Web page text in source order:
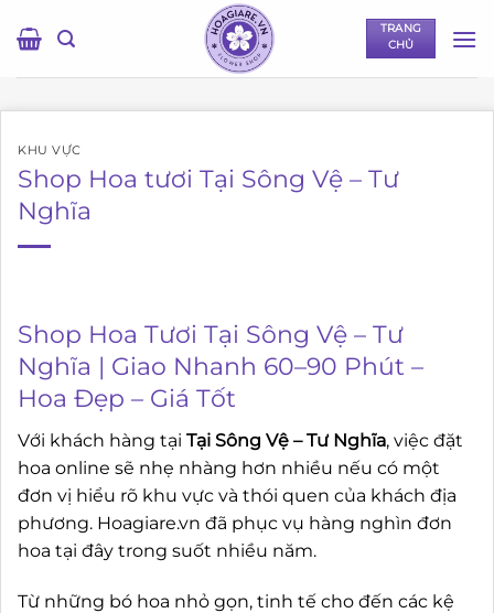
qua
TRANG
CHỦ
KHU VỰC
Shop Hoa tươi Tại Sông Vệ – Tư
Nghĩa
Shop Hoa Tươi Tại Sông Vệ – Tư
Nghĩa | Giao Nhanh 60–90 Phút –
Hoa Đẹp – Giá Tốt
Với khách hàng tại Tại Sông Vệ – Tư Nghĩa, việc đặt
hoa online sẽ nhẹ nhàng hơn nhiều nếu có một
đơn vị hiểu rõ khu vực và thói quen của khách địa
phương. Hoagiare.vn đã phục vụ hàng nghìn đơn
hoa tại đây trong suốt nhiều năm.
Từ những bó hoa nhỏ gọn, tinh tế cho đến các kệ